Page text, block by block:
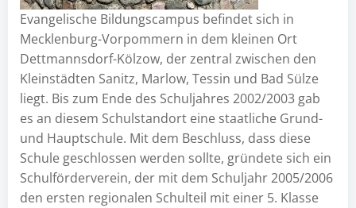
Evangelische Bildungscampus befindet sich in
Mecklenburg-Vorpommern in dem kleinen Ort
Dettmannsdorf-Kölzow, der zentral zwischen den
Kleinstädten Sanitz, Marlow, Tessin und Bad Sülze
liegt. Bis zum Ende des Schuljahres 2002/2003 gab
es an diesem Schulstandort eine staatliche Grund-
und Hauptschule. Mit dem Beschluss, dass diese
Schule geschlossen werden sollte, gründete sich ein
Schulförderverein, der mit dem Schuljahr 2005/2006
den ersten regionalen Schulteil mit einer 5. Klasse